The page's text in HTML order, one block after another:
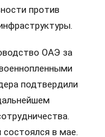
против
ОАЭ за
подтвердили
в мае.